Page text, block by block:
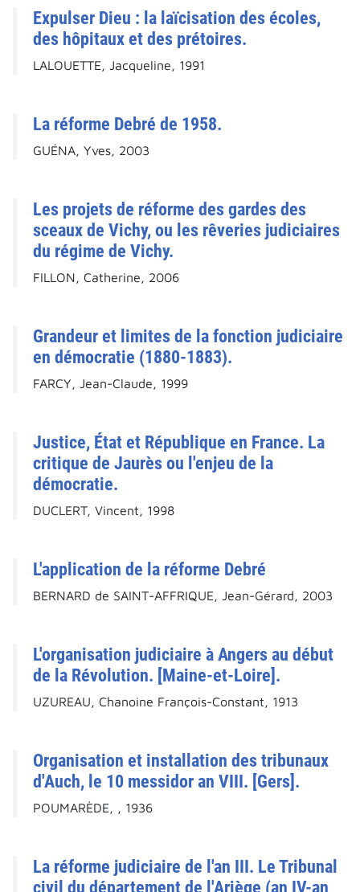
Expulser Dieu : la laïcisation des écoles,
des hôpitaux et des prétoires.
LALOUETTE, Jacqueline, 1991
La réforme Debré de 1958.
GUÉNA, Yves, 2003
Les projets de réforme des gardes des
sceaux de Vichy, ou les rêveries judiciaires
du régime de Vichy.
FILLON, Catherine, 2006
Grandeur et limites de la fonction judiciaire
en démocratie (1880-1883).
FARCY, Jean-Claude, 1999
Justice, État et République en France. La
critique de Jaurès ou l'enjeu de la
démocratie.
DUCLERT, Vincent, 1998
L'application de la réforme Debré
BERNARD de SAINT-AFFRIQUE, Jean-Gérard, 2003
L'organisation judiciaire à Angers au début
de la Révolution. [Maine-et-Loire].
UZUREAU, Chanoine François-Constant, 1913
Organisation et installation des tribunaux
d'Auch, le 10 messidor an VIII. [Gers].
POUMARÈDE, , 1936
La réforme judiciaire de l'an III. Le Tribunal
civil du département de l'Ariège (an IV-an